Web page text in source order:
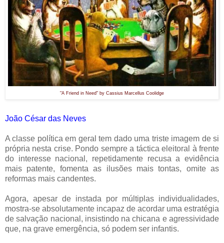
"A Friend in Need" by Cassius Marcellus Coolidge
João César das Neves
A classe política em geral tem dado uma triste imagem de si
própria nesta crise. Pondo sempre a táctica eleitoral à frente
do interesse nacional, repetidamente recusa a evidência
mais patente, fomenta as ilusões mais tontas, omite as
reformas mais candentes.
Agora, apesar de instada por múltiplas individualidades,
mostra-se absolutamente incapaz de acordar uma estratégia
de salvação nacional, insistindo na chicana e agressividade
que, na grave emergência, só podem ser infantis.